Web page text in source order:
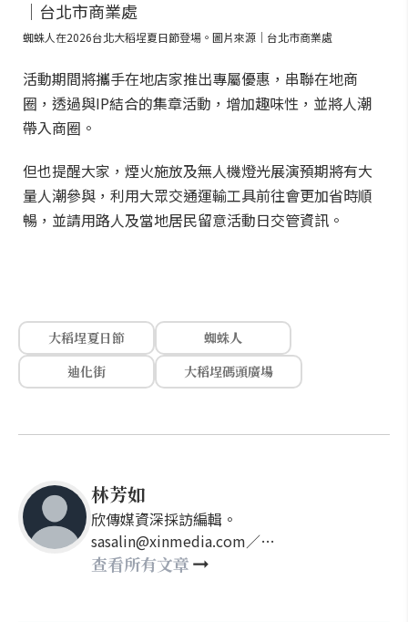
蜘蛛人在2026台北大稻埕夏日節登場。圖片來源｜台北市商業處
活動期間將攜手在地店家推出專屬優惠，串聯在地商
圈，透過與IP結合的集章活動，增加趣味性，並將人潮
帶入商圈。
但也提醒大家，煙火施放及無人機燈光展演預期將有大
量人潮參與，利用大眾交通運輸工具前往會更加省時順
暢，並請用路人及當地居民留意活動日交管資訊。
大稻埕夏日節
蜘蛛人
迪化街
大稻埕碼頭廣場
林芳如
欣傳媒資深採訪編輯。
sasalin@xinmedia.com／
happy21917@gmail.com
查看所有文章